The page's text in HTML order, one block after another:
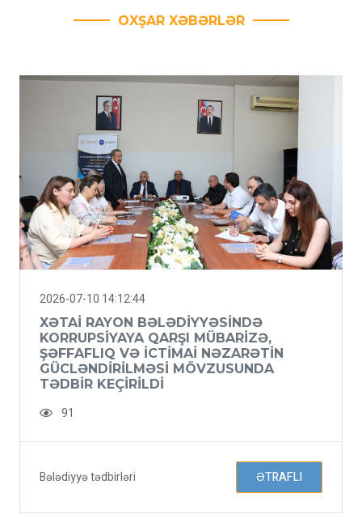
OXŞAR XƏBƏRLƏR
2026-07-10 14:12:44
XƏTAI RAYON BƏLƏDIYYƏSINDƏ
KORRUPSIYAYA QARŞI MÜBARIZƏ,
ŞƏFFAFLIQ VƏ ICTIMAI NƏZARƏTIN
GÜCLƏNDIRILMƏSI MÖVZUSUNDA
TƏDBIR KEÇIRILDI
91
Bələdiyyə tədbirləri ƏTRAFLI